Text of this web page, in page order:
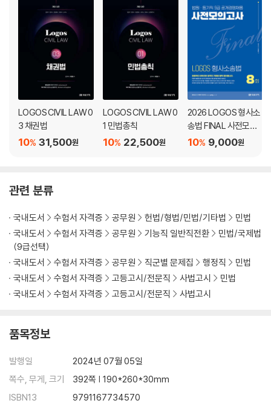
제6절 민법의 효력
1. 시간에 관한 효력
2. 사람에 관한 효력
3. 장소에 관한 효력
제1절 법률관계와 권리·의무
1. 법률관계
제2절 권리(사권)의 종류
1. 작용(효력)을 기준으로 한 분류
2. 내용을 기준으로 한 분류
3. 기타의 분류
제3절 권리의 충돌과 경합
1. 권리의 충돌
제4절 권리의 행사와 의무의 이행
1. 권리행사의 의의와 행사방법
3. 의무의 이행
4. 기타 신의칙과 권리남용금지에 관한 판례들
LOGOS CIVIL LAW 0
3 채권법
31,500원
10%
LOGOS CIVIL LAW 0
1 민법총칙
22,500원
10%
2026 LOGOS 형사소
송법 FINAL 사전모의
고사 9,000원
10%
관련 분류
국내도서 수험서 자격증 공무원 헌법/형법/민법/기타법
민법
국내도서
수험서 자격증 공무원 기능직 일반직전환
민법/국제법
(9급선택)
국내도서
수험서 자격증 공무원 직군별 문제집 행정직
민법
국내도서
수험서 자격증 고등고시/전문직 사법고시
민법
국내도서
수험서 자격증 고등고시/전문직 사법고시
품목정보
발행일
2024년 07월 05일
쪽수, 무게, 크기
392쪽 | 190*260*30mm
ISBN13
9791167734570